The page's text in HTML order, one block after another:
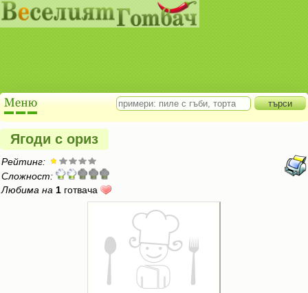
Ягоди с ориз
Рейтинг:
Сложност:
Любима на 1 готвача